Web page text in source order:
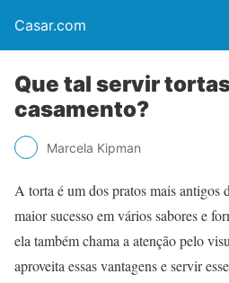
Casar.com
Que tal servir
casamento?
Marcela Kipman
A torta é um dos pratos mais antigos
maior sucesso em vários sabores e
ela também chama a atenção pelo
aproveita essas vantagens e servir